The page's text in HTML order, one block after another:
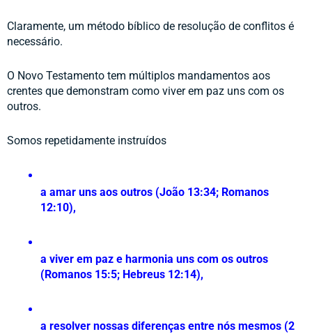
Claramente, um método bíblico de resolução de conflitos é
necessário.
O Novo Testamento tem múltiplos mandamentos aos
crentes que demonstram como viver em paz uns com os
outros.
Somos repetidamente instruídos
a amar uns aos outros (João 13:34; Romanos
12:10),
a viver em paz e harmonia uns com os outros
(Romanos 15:5; Hebreus 12:14),
a resolver nossas diferenças entre nós mesmos (2